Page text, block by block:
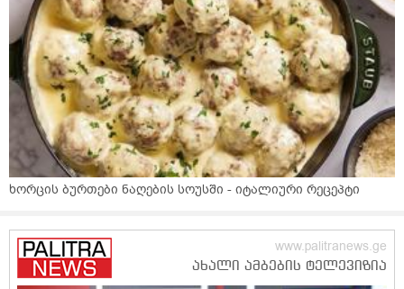
ხორცის ბურთები ნაღების სოუსში - იტალიური რეცეპტი